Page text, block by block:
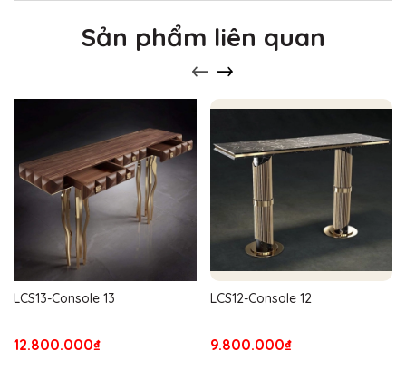
Sản phẩm liên quan
LCS13-Console 13
12.800.000₫
LCS12-Console 12
9.800.000₫